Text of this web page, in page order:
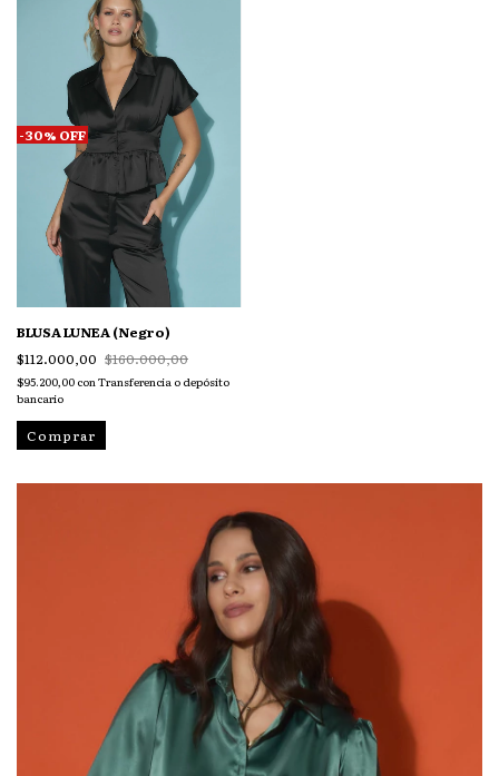
-30% OFF
BLUSA LUNEA (Negro)
$112.000,00 $160.000,00
$95.200,00 conTransferencia o depósito
bancario
Comprar